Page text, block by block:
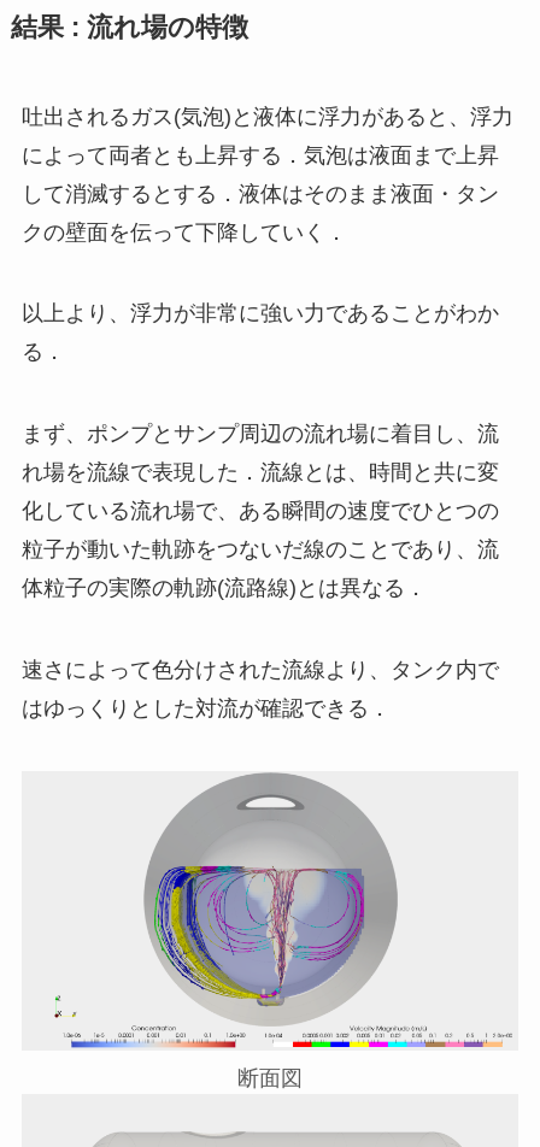
結果 : 流れ場の特徴
吐出されるガス(気泡)と液体に浮力があると、浮力
によって両者とも上昇する．気泡は液面まで上昇
して消滅するとする．液体はそのまま液面・タン
クの壁面を伝って下降していく．
以上より、浮力が非常に強い力であることがわか
る．
まず、ポンプとサンプ周辺の流れ場に着目し、流
れ場を流線で表現した．流線とは、時間と共に変
化している流れ場で、ある瞬間の速度でひとつの
粒子が動いた軌跡をつないだ線のことであり、流
体粒子の実際の軌跡(流路線)とは異なる．
速さによって色分けされた流線より、タンク内で
はゆっくりとした対流が確認できる．
断面図